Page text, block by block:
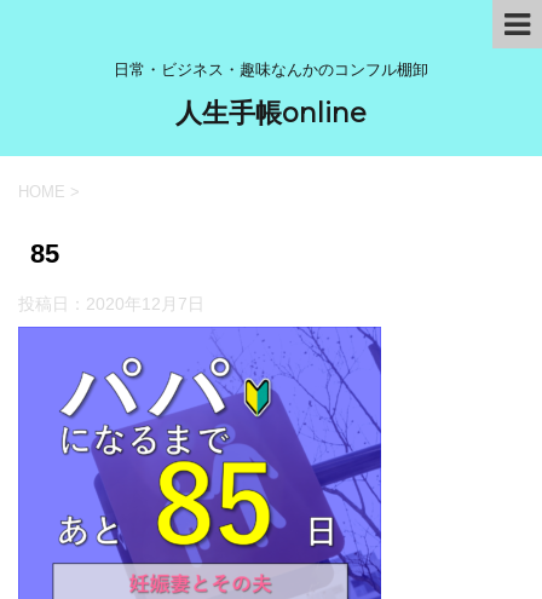
日常・ビジネス・趣味なんかのコンフル棚卸
人生手帳online
HOME >
85
投稿日： 2020年12月7日